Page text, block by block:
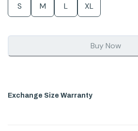
S M L XL
Buy Now
Exchange Size Warranty